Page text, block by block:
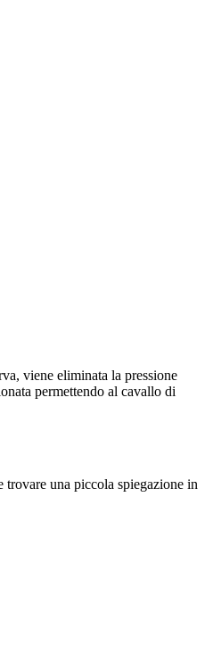
viene eliminata la pressione
permettendo al cavallo di
una piccola spiegazione in